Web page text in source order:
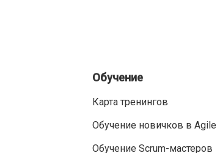
Обучение
Карта тренингов
Обучение новичков в Agile
Обучение Scrum-мастеров